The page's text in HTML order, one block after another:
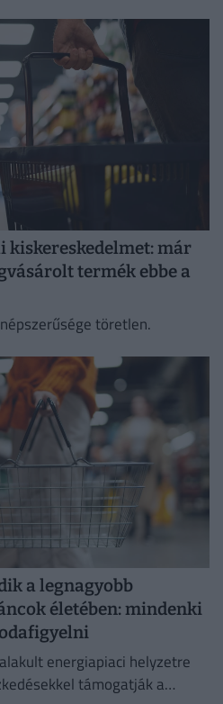
kiskereskedelmet: már
termék ebbe a
töretlen.
a legnagyobb
életében: mindenki
energiapiaci helyzetre
támogatják a